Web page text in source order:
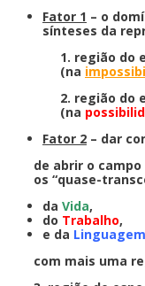
Fator 1 – o
sínteses da
1. região do
(na
2. região do
(na
Fator 2 – dar
de abrir o
os “quase-
da Vida,
do Trabalho,
e da Linguagem
com mais uma